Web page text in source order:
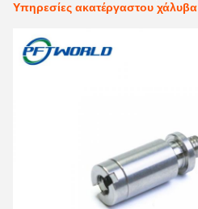
Υπηρεσίες ακατέργαστου χάλυβα